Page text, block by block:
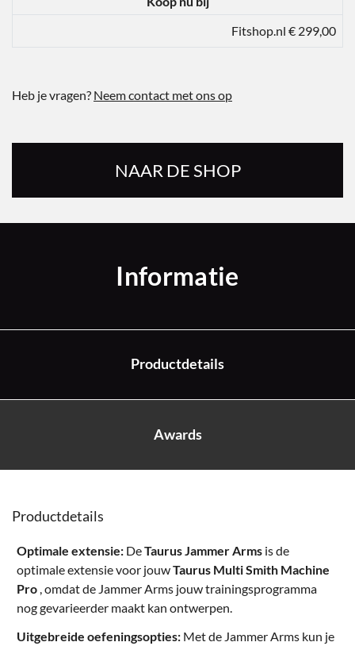
Fitshop.nl € 299,00
Heb je vragen? Neem contact met ons op
NAAR DE SHOP
Informatie
Productdetails
Awards
Productdetails
Optimale extensie: DeTaurus Jammer Arms is de
optimale extensie voor jouwTaurus Multi Smith Machine
Pro , omdat de Jammer Arms jouw trainingsprogramma
nog gevarieerder maakt kan ontwerpen.
Uitgebreide oefeningsopties: Met de Jammer Arms kun je